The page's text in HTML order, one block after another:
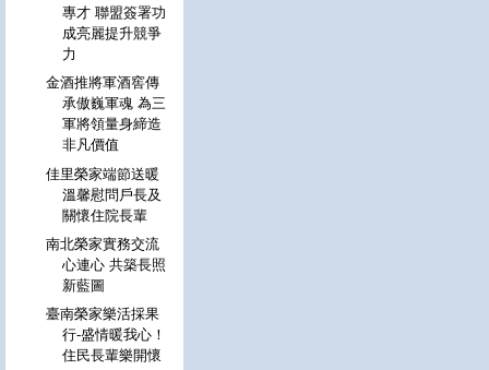
專才 聯盟簽署功
成亮麗提升競爭
力
金酒推將軍酒窖傳
承傲巍軍魂 為三
軍將領量身締造
非凡價值
佳里榮家端節送暖
溫馨慰問戶長及
關懷住院長輩
南北榮家實務交流
心連心 共築長照
新藍圖
臺南榮家樂活採果
行-盛情暖我心！
住民長輩樂開懷